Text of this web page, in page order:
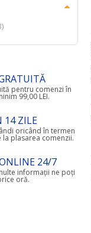
pentru comenzi în
99,00 LEI.
14 ZILE
oricând în termen
la plasarea comenzii.
24/7
informații ne poți
oră.